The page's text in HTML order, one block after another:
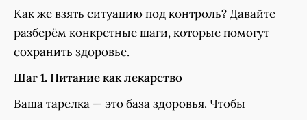
Как же взять ситуацию под контроль? Давайте
разберём конкретные шаги, которые помогут
сохранить здоровье.
Шаг 1. Питание как лекарство
Ваша тарелка — это база здоровья. Чтобы